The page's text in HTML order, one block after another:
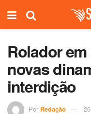
Rolador
novas
interdição
Por Redação